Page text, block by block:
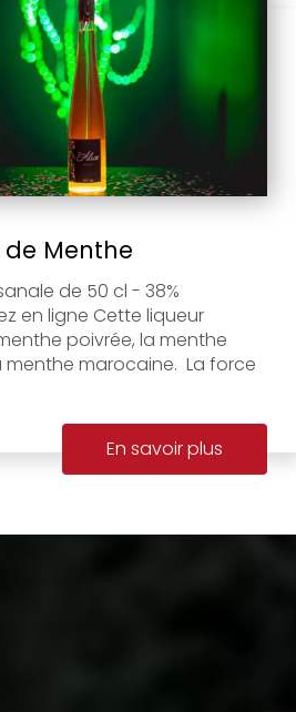
de Menthe
de 50 cl - 38%
en ligne Cette liqueur
poivrée, la menthe
menthe marocaine. La force
En savoir plus